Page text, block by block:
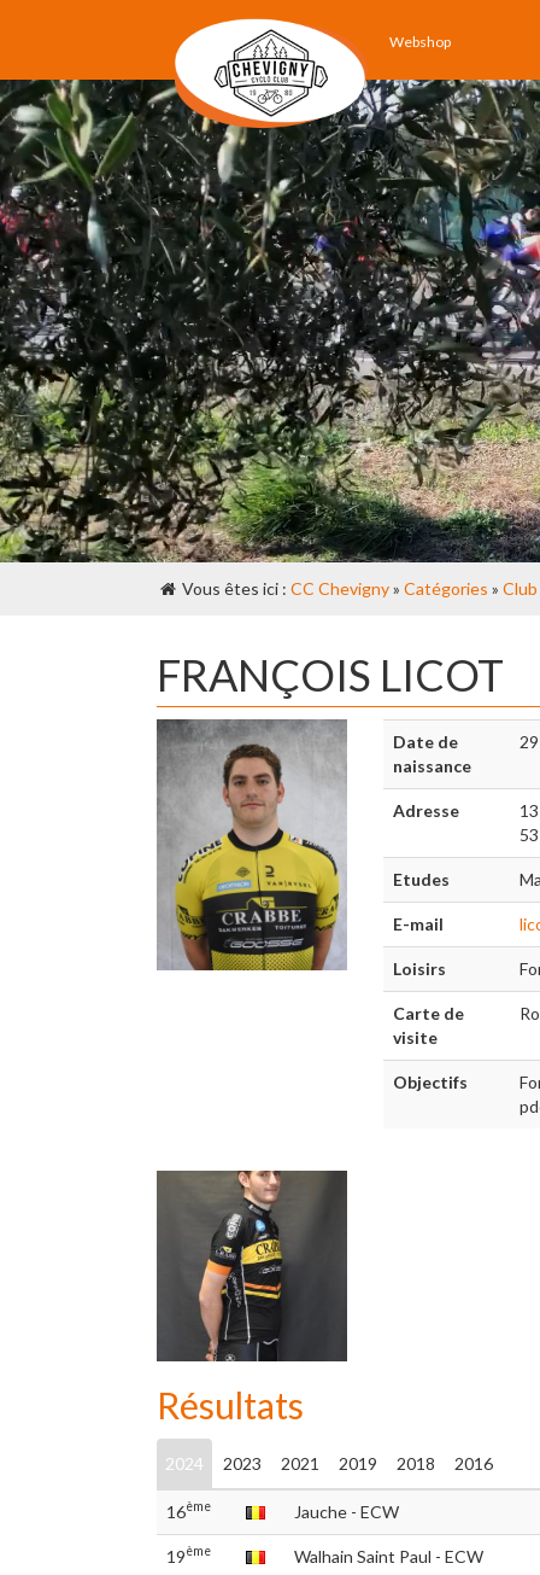
Webshop
Vous êtes ici : CC Chevigny» Catégories » Club
FRANÇOIS LICOT
Date de
naissance
Adresse
Etudes
E-mail
Loisirs
Carte de
visite
Objectifs
Résultats
2024 2023 2021 2019 2018 2016
16ème Jauche - ECW
19ème Walhain Saint Paul - ECW